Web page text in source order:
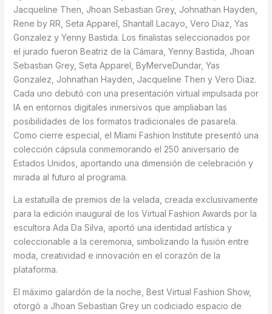
Jacqueline Then, Jhoan Sebastian Grey, Johnathan Hayden,
Rene by RR, Seta Apparel, Shantall Lacayo, Vero Diaz, Yas
Gonzalez y Yenny Bastida. Los finalistas seleccionados por
el jurado fueron Beatriz de la Cámara, Yenny Bastida, Jhoan
Sebastian Grey, Seta Apparel, ByMerveDundar, Yas
Gonzalez, Johnathan Hayden, Jacqueline Then y Vero Diaz.
Cada uno debutó con una presentación virtual impulsada por
IA en entornos digitales inmersivos que ampliaban las
posibilidades de los formatos tradicionales de pasarela.
Como cierre especial, el Miami Fashion Institute presentó una
colección cápsula conmemorando el 250 aniversario de
Estados Unidos, aportando una dimensión de celebración y
mirada al futuro al programa.
La estatuilla de premios de la velada, creada exclusivamente
para la edición inaugural de los Virtual Fashion Awards por la
escultora Ada Da Silva, aportó una identidad artística y
coleccionable a la ceremonia, simbolizando la fusión entre
moda, creatividad e innovación en el corazón de la
plataforma.
El máximo galardón de la noche, Best Virtual Fashion Show,
otorgó a Jhoan Sebastian Grey un codiciado espacio de